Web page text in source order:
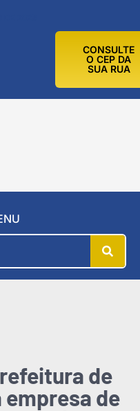
CONSULTE
O CEP DA
SUA RUA
de
de